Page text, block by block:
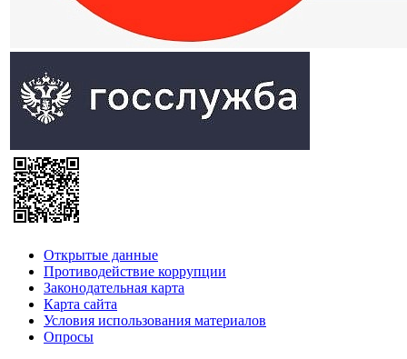
Открытые данные
Противодействие коррупции
Законодательная карта
Карта сайта
Условия использования материалов
Опросы